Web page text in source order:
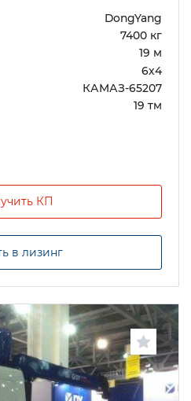
DongYang
7400 кг
19 м
6х4
КАМАЗ-65207
19 тм
КП
в лизинг